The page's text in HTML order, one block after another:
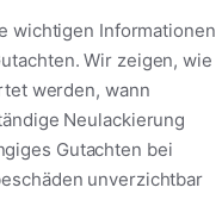
wichtigen Informationen
Wir zeigen, wie
werden, wann
Neulackierung
Gutachten bei
unverzichtbar